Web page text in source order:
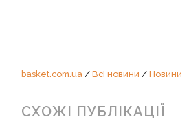
basket.com.ua / Всі новини / Новини
СХОЖІ ПУБЛІКАЦІЇ